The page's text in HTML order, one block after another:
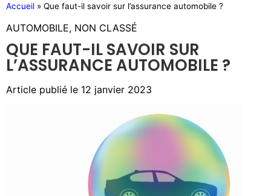
Accueil » Que faut-il savoir sur l’assurance automobile ?
AUTOMOBILE, NON CLASSÉ
QUE FAUT-IL SAVOIR SUR
L’ASSURANCE AUTOMOBILE ?
Article publié le 12 janvier 2023